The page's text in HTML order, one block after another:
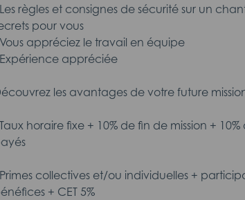
règles et consignes de sécurité sur un
pour vous
appréciez le travail en équipe
appréciée
les avantages de votre future
horaire fixe + 10% de fin de mission +
collectives et/ou individuelles +
+ CET 5%